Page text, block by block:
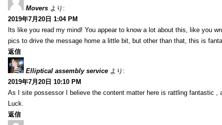
Movers より:
2019年7月20日 1:04 PM
Its like you read my mind! You appear to know a lot about this, like you
pics to drive the message home a little bit, but other than that, this is
返信
Elliptical assembly service より:
2019年7月20日 10:10 PM
As I site possessor I believe the content matter here is rattling fantastic ,
Luck.
返信